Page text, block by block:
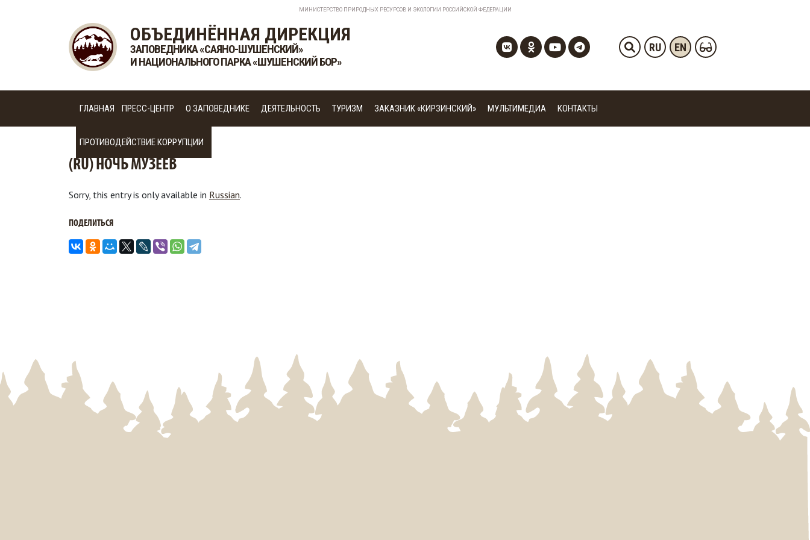
МИНИСТЕРСТВО ПРИРОДНЫХ РЕСУРСОВ И ЭКОЛОГИИ РОССИЙСКОЙ ФЕДЕРАЦИИ
ОБЪЕДИНЁННАЯ ДИРЕКЦИЯ
ЗАПОВЕДНИКА «САЯНО-ШУШЕНСКИЙ»
И НАЦИОНАЛЬНОГО ПАРКА «ШУШЕНСКИЙ БОР»
RU EN
ГЛАВНАЯ ПРЕСС-ЦЕНТР О ЗАПОВЕДНИКЕ ДЕЯТЕЛЬНОСТЬ ТУРИЗМ ЗАКАЗНИК «КИРЗИНСКИЙ» МУЛЬТИМЕДИА КОНТАКТЫ
ПРОТИВОДЕЙСТВИЕ КОРРУПЦИИ
(RU) НОЧЬ МУЗЕЕВ
Sorry, this entry is only available in Russian.
ПОДЕЛИТЬСЯ